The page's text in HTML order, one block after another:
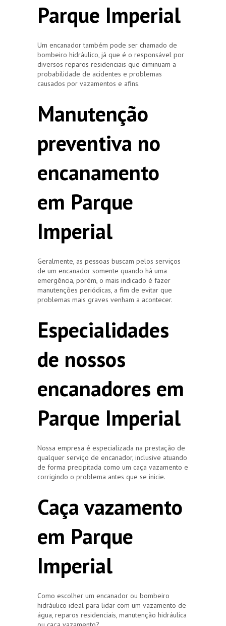
Parque Imperial
Um encanador também pode ser chamado de
bombeiro hidráulico, já que é o responsável por
diversos reparos residenciais que diminuam a
probabilidade de acidentes e problemas
causados por vazamentos e afins.
Manutenção
preventiva no
encanamento
em Parque
Imperial
Geralmente, as pessoas buscam pelos serviços
de um encanador somente quando há uma
emergência, porém, o mais indicado é fazer
manutenções periódicas, a fim de evitar que
problemas mais graves venham a acontecer.
Especialidades
de nossos
encanadores em
Parque Imperial
Nossa empresa é especializada na prestação de
qualquer serviço de encanador, inclusive atuando
de forma precipitada como um caça vazamento e
corrigindo o problema antes que se inicie.
Caça vazamento
em Parque
Imperial
Como escolher um encanador ou bombeiro
hidráulico ideal para lidar com um vazamento de
água, reparos residenciais, manutenção hidráulica